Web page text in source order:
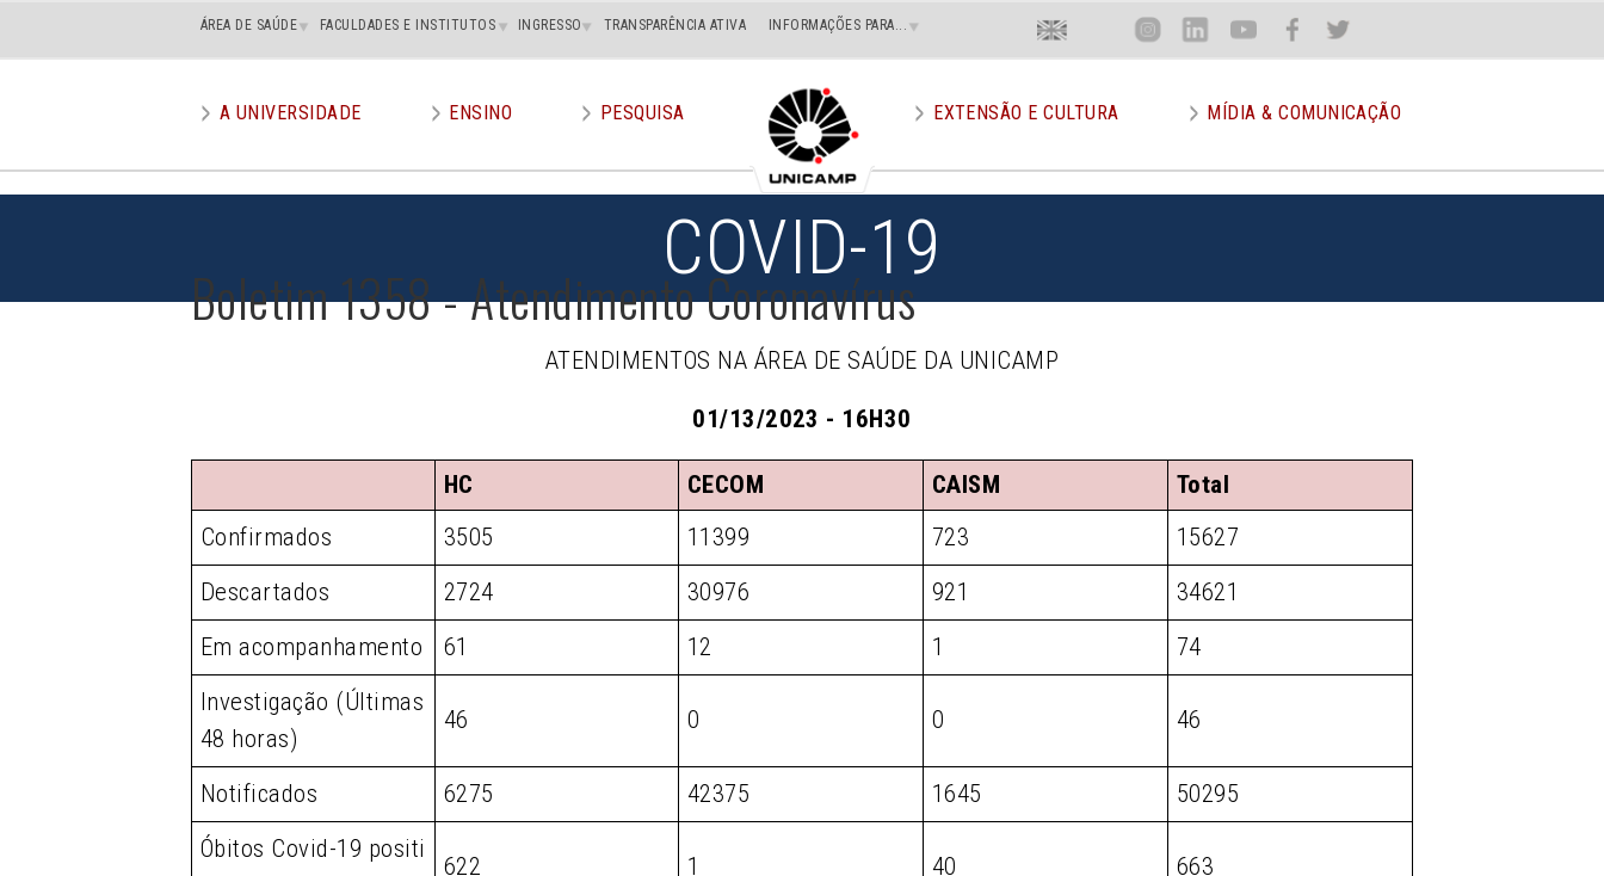
Main
superior
ÁREA DE SAÚDE FACULDADES E INSTITUTOS INGRESSO TRANSPARÊNCIA ATIVA INFORMAÇÕES PARA... Menu
Superior
Direito
En Inst Lin You Face Twit
menu
A UNIVERSIDADE ENSINO PESQUISA EXTENSÃO E CULTURA MÍDIA & COMUNICAÇÃO
COVID-19
Boletim 1358 - Atendimento Coronavírus
ATENDIMENTOS NA ÁREA DE SAÚDE DA UNICAMP
01/13/2023 - 16H30
HC CECOM CAISM
Total
Confirmados
3505 11399 723
15627
Descartados
2724 30976 921
34621
Em acompanhamento
61 12 1
74
Investigação (Últimas
48 horas)
46 0 0 46
Notificados 6275 42375 1645
50295
Óbitos Covid-19 positi
622 1 40 663